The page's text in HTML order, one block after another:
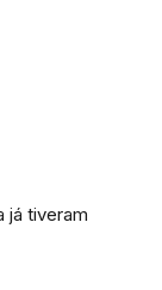
já tiveram